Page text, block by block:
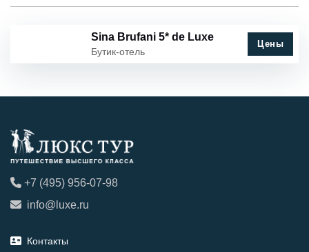
Sina Brufani 5* de Luxe
Бутик-отель
Цены
+7 (495) 956-07-98
info@luxe.ru
Контакты